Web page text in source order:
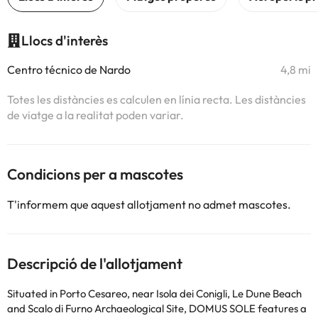
Llocs d'interès
Centro técnico de Nardo 4,8 mi
Totes les distàncies es calculen en línia recta. Les distàncies
de viatge a la realitat poden variar.
Condicions per a mascotes
T'informem que aquest allotjament no admet mascotes.
Descripció de l'allotjament
Situated in Porto Cesareo, near Isola dei Conigli, Le Dune Beach
and Scalo di Furno Archaeological Site, DOMUS SOLE features a